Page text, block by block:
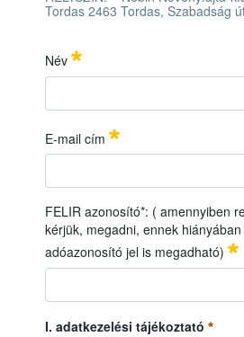
Tordas 2463 Tordas, Szabadság
A Nemzeti Élelmiszerlánc-
HELYSZÍN: Nébih Növényfajta-
Név
E-mail cím
FELIR azonosító*: ( amennyiben
kérjük, megadni, ennek
adóazonosító jel is megadható)
I. adatkezelési tájékoztató